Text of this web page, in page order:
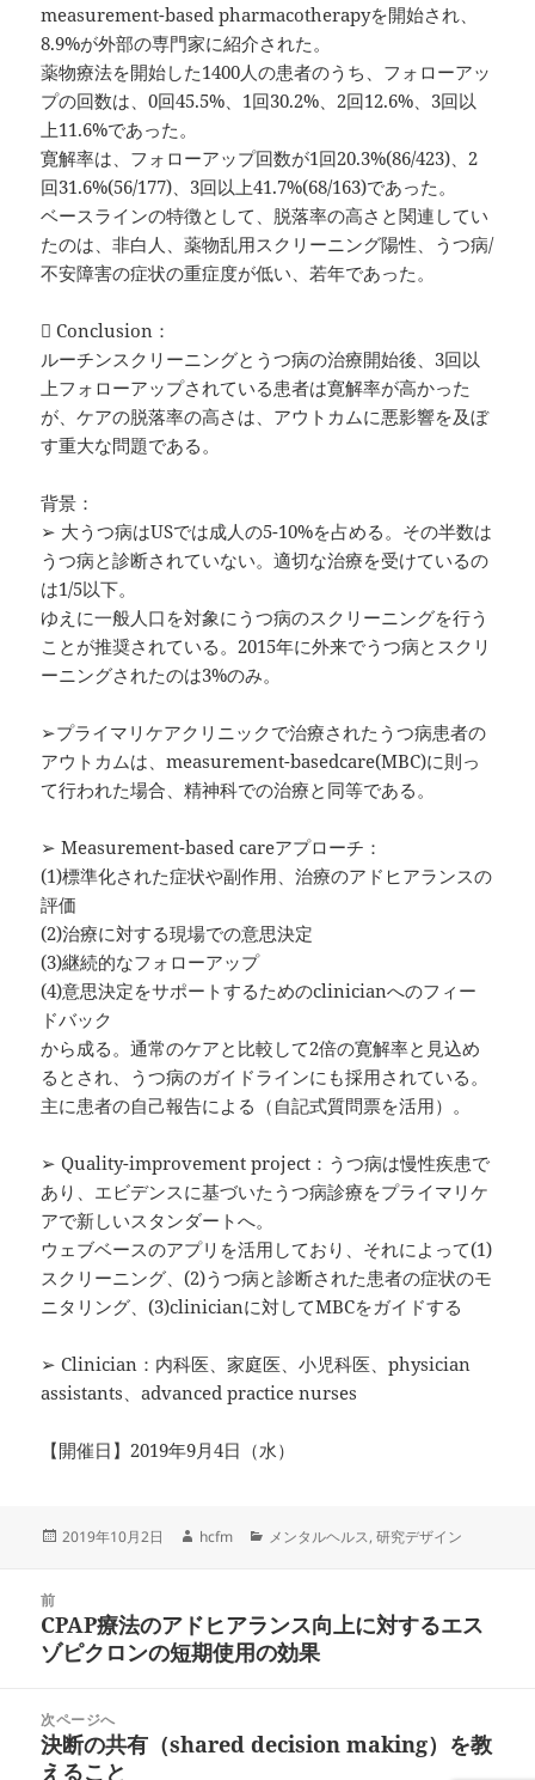
measurement-based pharmacotherapyを開始され、
8.9%が外部の専門家に紹介された。
薬物療法を開始した1400人の患者のうち、フォローアッ
プの回数は、0回45.5%、1回30.2%、2回12.6%、3回以
上11.6%であった。
寛解率は、フォローアップ回数が1回20.3%(86/423)、2
回31.6%(56/177)、3回以上41.7%(68/163)であった。
ベースラインの特徴として、脱落率の高さと関連してい
たのは、非白人、薬物乱用スクリーニング陽性、うつ病/
不安障害の症状の重症度が低い、若年であった。
 Conclusion：
ルーチンスクリーニングとうつ病の治療開始後、3回以
上フォローアップされている患者は寛解率が高かった
が、ケアの脱落率の高さは、アウトカムに悪影響を及ぼ
す重大な問題である。
背景：
➢ 大うつ病はUSでは成人の5-10%を占める。その半数は
うつ病と診断されていない。適切な治療を受けているの
は1/5以下。
ゆえに一般人口を対象にうつ病のスクリーニングを行う
ことが推奨されている。2015年に外来でうつ病とスクリ
ーニングされたのは3%のみ。
➢プライマリケアクリニックで治療されたうつ病患者の
アウトカムは、measurement-basedcare(MBC)に則っ
て行われた場合、精神科での治療と同等である。
➢ Measurement-based careアプローチ：
(1)標準化された症状や副作用、治療のアドヒアランスの
評価
(2)治療に対する現場での意思決定
(3)継続的なフォローアップ
(4)意思決定をサポートするためのclinicianへのフィー
ドバック
から成る。通常のケアと比較して2倍の寛解率と見込め
るとされ、うつ病のガイドラインにも採用されている。
主に患者の自己報告による（自記式質問票を活用）。
➢ Quality-improvement project：うつ病は慢性疾患で
あり、エビデンスに基づいたうつ病診療をプライマリケ
アで新しいスタンダートへ。
ウェブベースのアプリを活用しており、それによって(1)
スクリーニング、(2)うつ病と診断された患者の症状のモ
ニタリング、(3)clinicianに対してMBCをガイドする
➢ Clinician：内科医、家庭医、小児科医、physician
assistants、advanced practice nurses
【開催日】2019年9月4日（水）
投
2019年10月2日
作
hcfm
カ
ー
メンタルヘルス,研究デザイン
前
前
の
稿:
CPAP療法のアドヒアランス向上に対するエス
ゾピクロンの短期使用の効果
次ページへ
次
の
決断の共有（shared decision making）を教
えること